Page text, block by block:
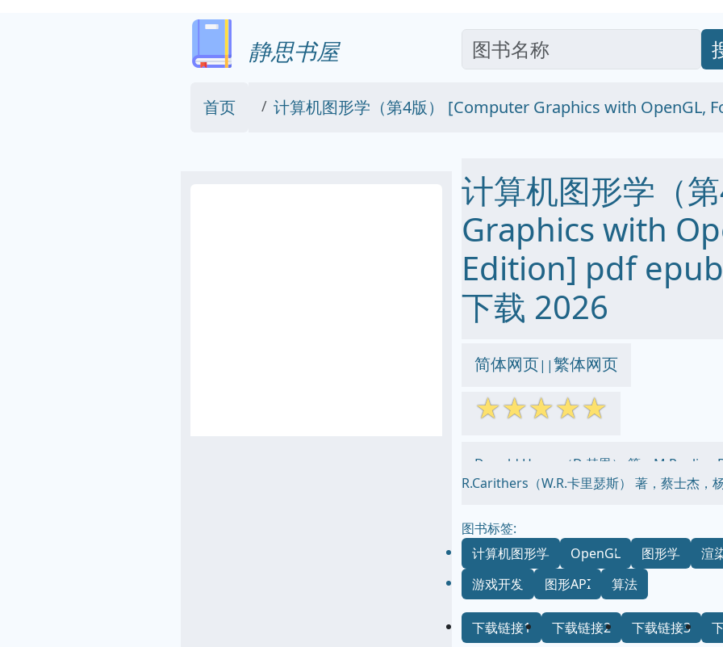
静思书屋
首页 计算机图形学（第4版） [Computer Graphics with OpenGL,
计算机图形学（
Graphics with
Edition] pdf
下载 2026
简体网页||繁体网页
☆☆☆☆☆
Donald Hearn（D·赫恩） 等，M.Pauline
R.Carithers（W.R.卡里瑟斯） 著，蔡士杰，
图书标签:
计算机图形学
OpenGL 图形学
渲
游戏开发
图形API 算法
下载链接1 下载链接2 下载链接3